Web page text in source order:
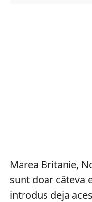
Marea Britanie,
sunt doar câteva
introdus deja